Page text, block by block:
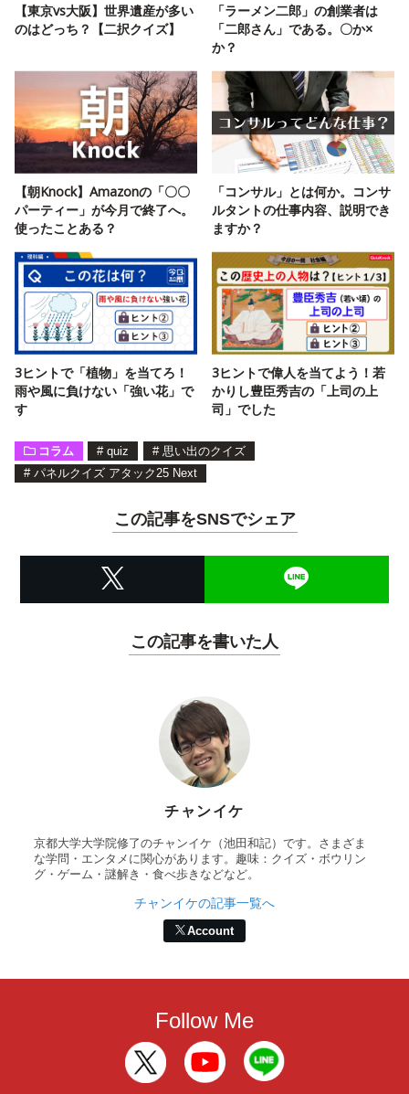
【東京vs大阪】世界遺産が多い
のはどっち？【二択クイズ】
「ラーメン二郎」の創業者は
「二郎さん」である。〇か×
か？
【朝Knock】Amazonの「〇〇
パーティー」が今月で終了へ。
使ったことある？
「コンサル」とは何か。コンサ
ルタントの仕事内容、説明でき
ますか？
3ヒントで「植物」を当てろ！
雨や風に負けない「強い花」で
す
3ヒントで偉人を当てよう！若
かりし豊臣秀吉の「上司の上
司」でした
コラム # quiz # 思い出のクイズ
# パネルクイズ アタック25 Next
この記事をSNSでシェア
この記事を書いた人
チャンイケ
京都大学大学院修了のチャンイケ（池田和記）です。さまざま
な学問・エンタメに関心があります。趣味：クイズ・ボウリン
グ・ゲーム・謎解き・食べ歩きなどなど。
チャンイケの記事一覧へ
Account
Follow Me